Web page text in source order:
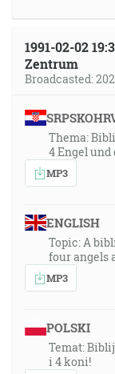
1991-02-02
Zentrum
Broadcasted:
Thema:
4 Engel und
MP3
ENGLISH
Topic: A
four angels
MP3
POLSKI
Temat:
i 4 koni!